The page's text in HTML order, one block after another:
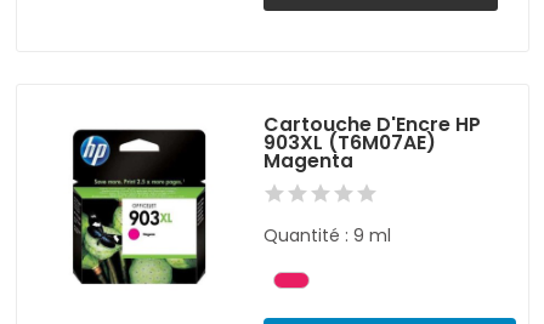
Cartouche D'Encre HP
903XL (T6M07AE)
Magenta
Quantité : 9 ml